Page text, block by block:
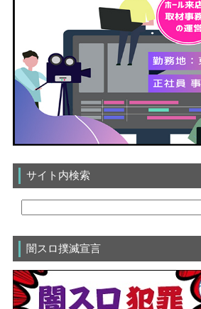
サイト内検索
闇スロ撲滅宣言